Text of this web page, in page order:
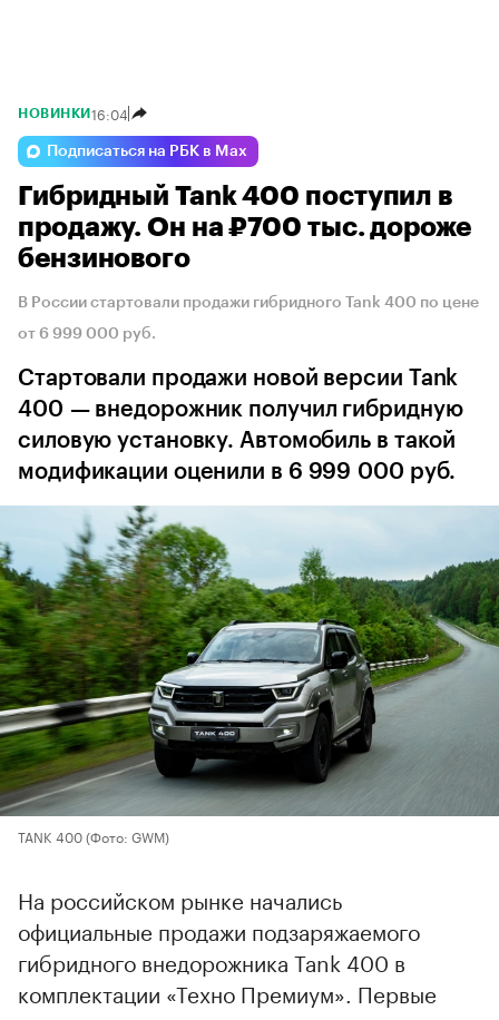
НОВИНКИ 16:04
Подписаться на РБК в Max
Гибридный Tank 400 поступил в
продажу. Он на ₽700 тыс. дороже
бензинового
В России стартовали продажи гибридного Tank 400 по цене
от 6 999 000 руб.
Стартовали продажи новой версии Tank
400 — внедорожник получил гибридную
силовую установку. Автомобиль в такой
модификации оценили в 6 999 000 руб.
TANK 400(Фото: GWM)
На российском рынке начались
официальные продажи подзаряжаемого
гибридного внедорожника Tank 400 в
комплектации «Техно Премиум». Первые